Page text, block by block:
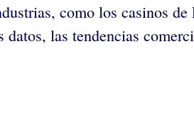
como los casinos de
las tendencias